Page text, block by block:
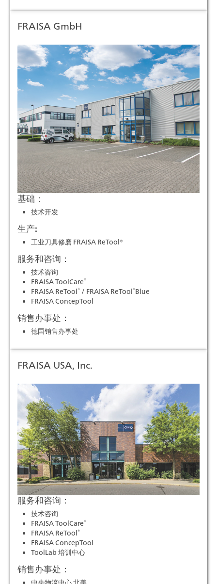
FRAISA GmbH
基础：
技术开发
生产:
工业刀具修磨 FRAISA ReTool®
服务和咨询：
技术咨询
FRAISA ToolCare®
FRAISA ReTool® / FRAISA ReTool®Blue
FRAISA ConcepTool
销售办事处：
德国销售办事处
FRAISA USA, Inc.
服务和咨询：
技术咨询
FRAISA ToolCare®
FRAISA ReTool®
FRAISA ConcepTool
ToolLab 培训中心
销售办事处：
中央物流中心 北美